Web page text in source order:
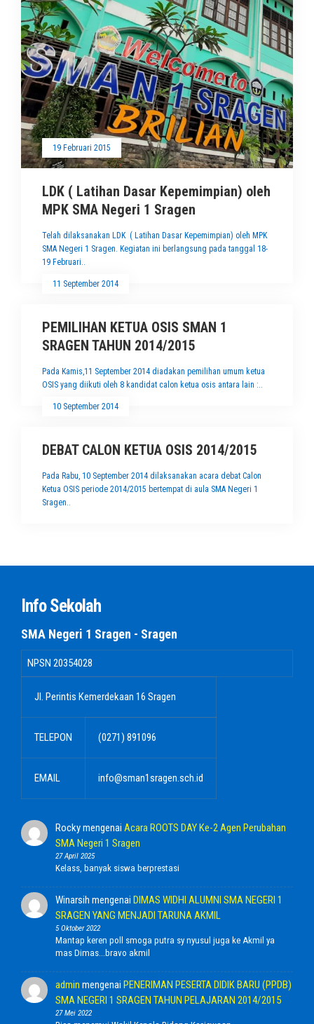
19 Februari 2015
LDK ( Latihan Dasar Kepemimpian) oleh
MPK SMA Negeri 1 Sragen
Telah dilaksanakan LDK ( Latihan Dasar Kepemimpian) oleh MPK
SMA Negeri 1 Sragen. Kegiatan ini berlangsung pada tanggal 18-
19 Februari..
11 September 2014
PEMILIHAN KETUA OSIS SMAN 1
SRAGEN TAHUN 2014/2015
Pada Kamis,11 September 2014 diadakan pemilihan umum ketua
OSIS yang diikuti oleh 8 kandidat calon ketua osis antara lain :..
10 September 2014
DEBAT CALON KETUA OSIS 2014/2015
Pada Rabu, 10 September 2014 dilaksanakan acara debat Calon
Ketua OSIS periode 2014/2015 bertempat di aula SMA Negeri 1
Sragen..
Info Sekolah
SMA Negeri 1 Sragen - Sragen
NPSN 20354028
Jl. Perintis Kemerdekaan 16 Sragen
TELEPON (0271) 891096
EMAIL info@sman1sragen.sch.id
Rockymengenai Acara ROOTS DAY Ke-2 Agen Perubahan
SMA Negeri 1 Sragen
27 April 2025
Kelass, banyak siswa berprestasi
Winarsih mengenai DIMAS WIDHI ALUMNI SMA NEGERI 1
SRAGEN YANG MENJADI TARUNA AKMIL
5 Oktober 2022
Mantap keren poll smoga putra sy nyusul juga ke Akmil ya
mas Dimas...bravo akmil
admin mengenai PENERIMAN PESERTA DIDIK BARU (PPDB)
SMA NEGERI 1 SRAGEN TAHUN PELAJARAN 2014/2015
27 Mei 2022